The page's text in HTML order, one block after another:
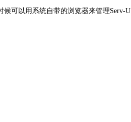
候可以用系统自带的浏览器来管理Serv-U